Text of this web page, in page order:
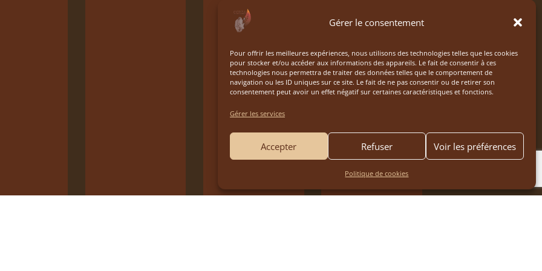
Gérer le consentement
Pour offrir les meilleures expériences, nous utilisons des technologies telles que les cookies
pour stocker et/ou accéder aux informations des appareils. Le fait de consentir à ces
technologies nous permettra de traiter des données telles que le comportement de
navigation ou les ID uniques sur ce site. Le fait de ne pas consentir ou de retirer son
consentement peut avoir un effet négatif sur certaines caractéristiques et fonctions.
Gérer les services
Accepter Refuser Voir les préférences
Politique de cookies